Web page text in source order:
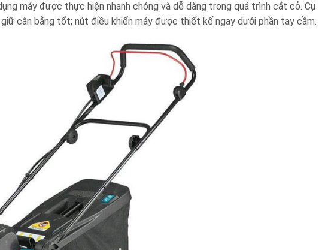
máy được thực hiện nhanh chóng và dễ dàng trong quá trình cắt cỏ. Cụ
cân bằng tốt; nút điều khiển máy được thiết kế ngay dưới phần tay cầm.